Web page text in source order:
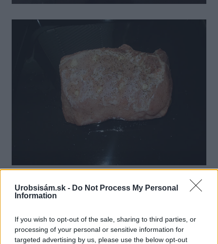
Urobsisám.sk - Do Not Process My Personal
Information
If you wish to opt-out of the sale, sharing to third parties, or
processing of your personal or sensitive information for
targeted advertising by us, please use the below opt-out